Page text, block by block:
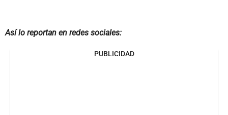
Así lo reportan en redes sociales:
PUBLICIDAD